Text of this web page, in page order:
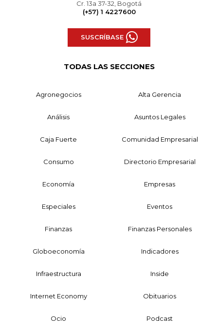
Cr. 13a 37-32, Bogotá
(+57) 1 4227600
SUSCRÍBASE
TODAS LAS SECCIONES
Agronegocios Alta Gerencia
Análisis Asuntos Legales
Caja Fuerte Comunidad Empresarial
Consumo Directorio Empresarial
Economía Empresas
Especiales Eventos
Finanzas Finanzas Personales
Globoeconomía Indicadores
Infraestructura Inside
Internet Economy Obituarios
Ocio Podcast